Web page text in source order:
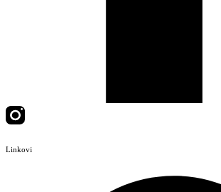
Linkovi